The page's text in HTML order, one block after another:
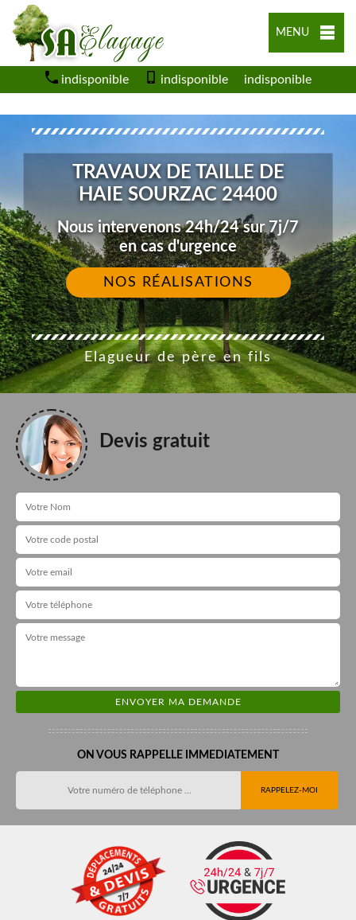
MENU
indisponible indisponible indisponible
TRAVAUX DE TAILLE DE
HAIE SOURZAC 24400
Nous intervenons 24h/24 sur 7j/7
en cas d'urgence
NOS RÉALISATIONS
Elagueur de père en fils
Devis gratuit
ON VOUS RAPPELLE IMMEDIATEMENT